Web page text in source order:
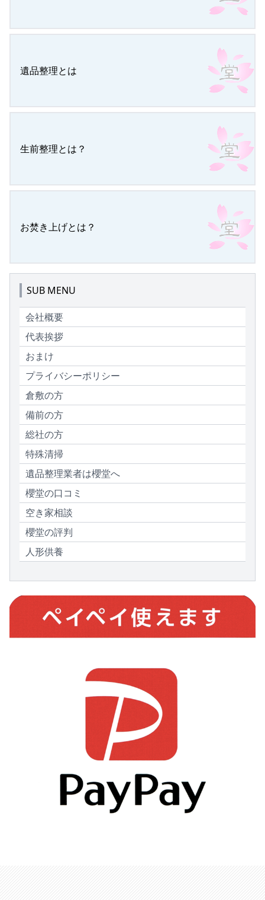
遺品整理とは
生前整理とは？
お焚き上げとは？
SUB MENU
会社概要
代表挨拶
おまけ
プライバシーポリシー
倉敷の方
備前の方
総社の方
特殊清掃
遺品整理業者は櫻堂へ
櫻堂の口コミ
空き家相談
櫻堂の評判
人形供養